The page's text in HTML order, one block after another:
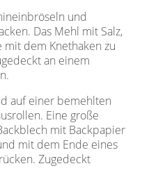
und
Das Mehl mit Salz,
dem Knethaken zu
an einem
auf einer bemehlten
Eine große
mit Backpapier
mit dem Ende eines
Zugedeckt